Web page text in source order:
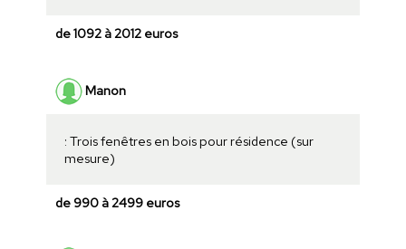
de 1092 à 2012 euros
Manon
: Trois fenêtres en bois pour résidence (sur
mesure)
de 990 à 2499 euros